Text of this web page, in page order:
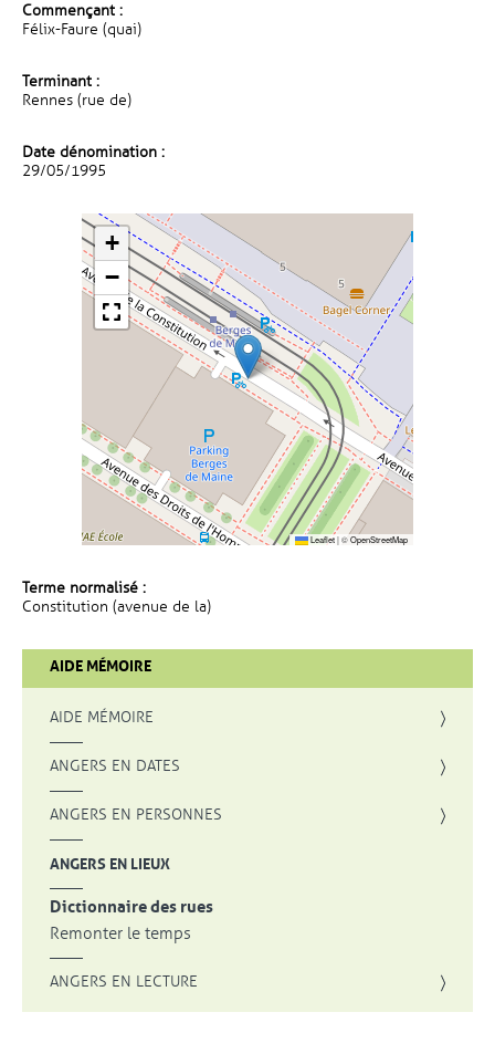
Commençant :
Félix-Faure (quai)
Terminant :
Rennes (rue de)
Date dénomination :
29/05/1995
+
−
Leaflet|©OpenStreetMap
Terme normalisé :
Constitution (avenue de la)
AIDE MÉMOIRE
AIDE MÉMOIRE
ANGERS EN DATES
ANGERS EN PERSONNES
ANGERS EN LIEUX
Dictionnaire des rues
Remonter le temps
ANGERS EN LECTURE